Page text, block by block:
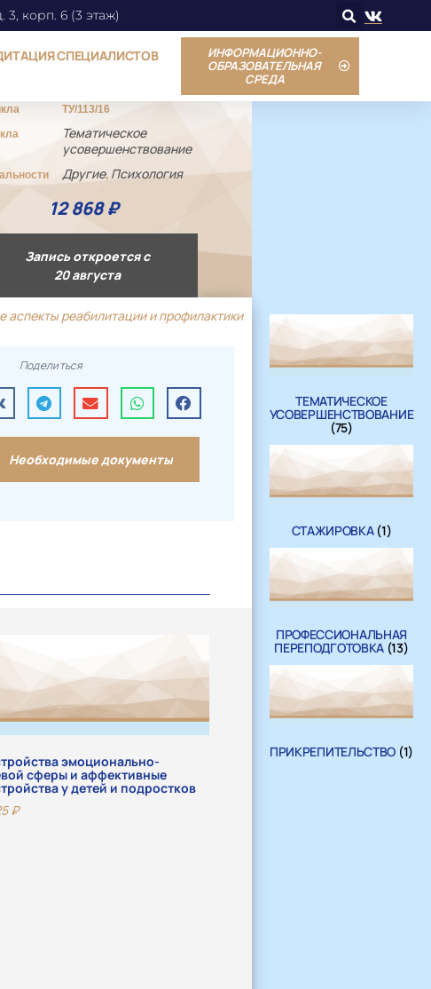
3, корп. 6 (3 этаж)
СПЕЦИАЛИСТОВ
ИНФОРМАЦИОННО-
ОБРАЗОВАТЕЛЬНАЯ
СРЕДА
ТУ/113/16
Тематическое
усовершенствование
Другие, Психология
12 868₽
Запись откроется с
20 августа
аспекты реабилитации и профилактики
Поделиться
Необходимые документы
эмоционально-
сферы и аффективные
у детей и подростков
₽
ТЕМАТИЧЕСКОЕ
УСОВЕРШЕНСТВОВАНИЕ
(75)
СТАЖИРОВКА (1)
ПРОФЕССИОНАЛЬНАЯ
ПЕРЕПОДГОТОВКА (13)
ПРИКРЕПИТЕЛЬСТВО (1)